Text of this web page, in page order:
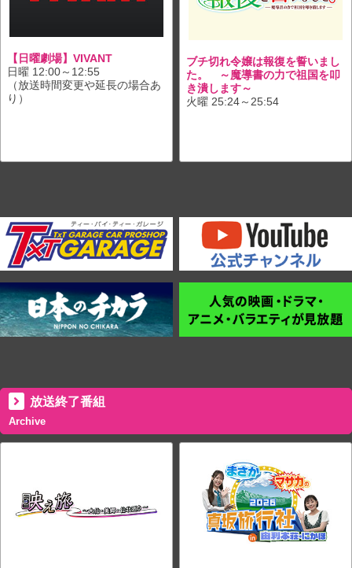
【日曜劇場】VIVANT
日曜 12:00～12:55
（放送時間変更や延長の場合あ
り）
ブチ切れ令嬢は報復を誓いまし
た。 ～魔導書の力で祖国を叩
き潰します～
火曜 25:24～25:54
放送終了番組
Archive